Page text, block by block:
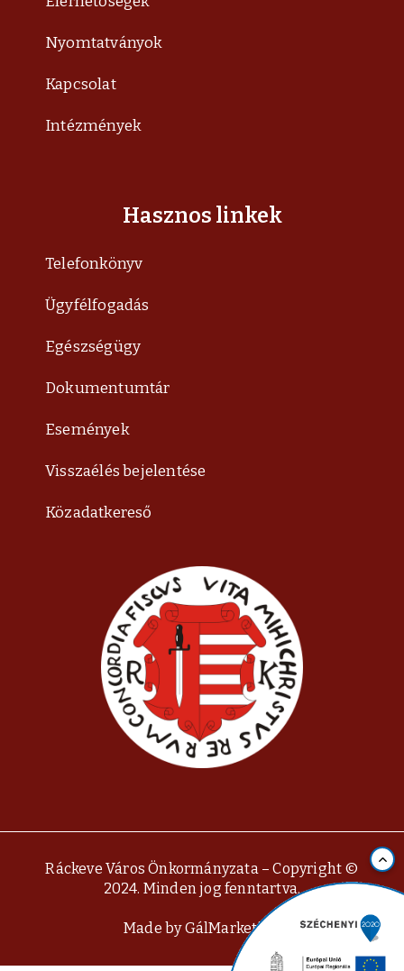
Hasznos linkek
Telefonkönyv
Ügyfélfogadás
Egészségügy
Dokumentumtár
Események
Visszaélés bejelentése
Közadatkereső
Nyomtatványok
Kapcsolat
Intézmények
Ráckeve Város Önkormányzata – Copyright ©
2024. Minden jog fenntartva.
Made byGálMarketing